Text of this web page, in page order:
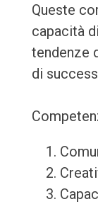
Queste
capacità
tendenze
di